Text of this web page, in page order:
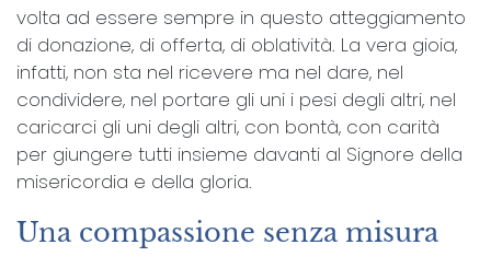
volta ad essere sempre in questo atteggiamento
di donazione, di offerta, di oblatività. La vera gioia,
infatti, non sta nel ricevere ma nel dare, nel
condividere, nel portare gli uni i pesi degli altri, nel
caricarci gli uni degli altri, con bontà, con carità
per giungere tutti insieme davanti al Signore della
misericordia e della gloria.
Una compassione senza misura